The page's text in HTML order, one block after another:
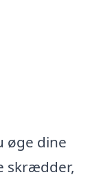
øge dine
skrædder,